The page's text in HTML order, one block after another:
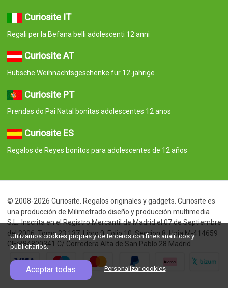
Curiosite IT
Regali per la Befana belli adolescenti 12 anni
Curiosite AT
Hübsche Weihnachtsgeschenke für 12-jährige
Curiosite PT
Prendas do Pai Natal bonitas adolescentes 12 anos
Curiosite ES
Regalos de Reyes bonitos para adolescentes de 12 años
© 2008-2026 Curiosite. Regalos originales y gadgets. Curiosite es
una producción de Milimetrado diseño y producción multimedia
S.L.. Inscrita en el Registro Mercantil de Madrid el 07 de Septiembre
del 2006. Tomo:23.137. Libro:0. Folio:10. Seccion:8. Hoja:M-414659
CIF:B84800341 C/ Corredera Alta de San Pablo 28 Madrid
Utilizamos cookies propias y de terceros con fines analíticos y
publicitarios.
Aceptar todas Personalizar cookies